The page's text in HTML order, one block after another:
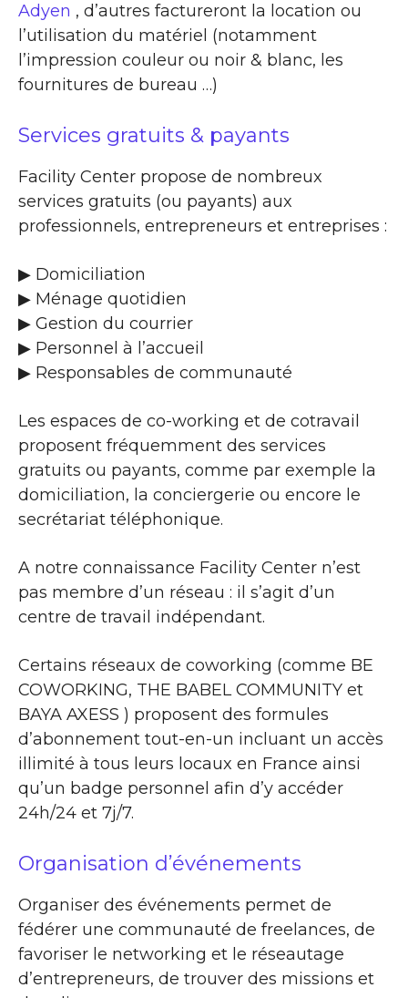
Adyen , d’autres factureront la location ou
l’utilisation du matériel (notamment
l’impression couleur ou noir & blanc, les
fournitures de bureau …)
Services gratuits & payants
Facility Center propose de nombreux
services gratuits (ou payants) aux
professionnels, entrepreneurs et entreprises :
▶​ Domiciliation
▶​ Ménage quotidien
▶​ Gestion du courrier
▶​ Personnel à l’accueil
▶​ Responsables de communauté
Les espaces de co-working et de cotravail
proposent fréquemment des services
gratuits ou payants, comme par exemple la
domiciliation, la conciergerie ou encore le
secrétariat téléphonique.
A notre connaissance Facility Center n’est
pas membre d’un réseau : il s’agit d’un
centre de travail indépendant.
Certains réseaux de coworking (comme BE
COWORKING, THE BABEL COMMUNITY et
BAYA AXESS ) proposent des formules
d’abonnement tout-en-un incluant un accès
illimité à tous leurs locaux en France ainsi
qu’un badge personnel afin d’y accéder
24h/24 et 7j/7.
Organisation d’événements
Organiser des événements permet de
fédérer une communauté de freelances, de
favoriser le networking et le réseautage
d’entrepreneurs, de trouver des missions et